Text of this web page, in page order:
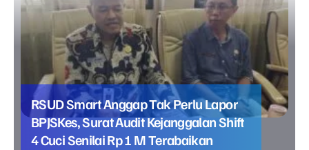
RSUD Smart Anggap Tak Perlu Lapor
BPJSKes, Surat Audit Kejanggalan Shift
4 Cuci Senilai Rp 1 M Terabaikan